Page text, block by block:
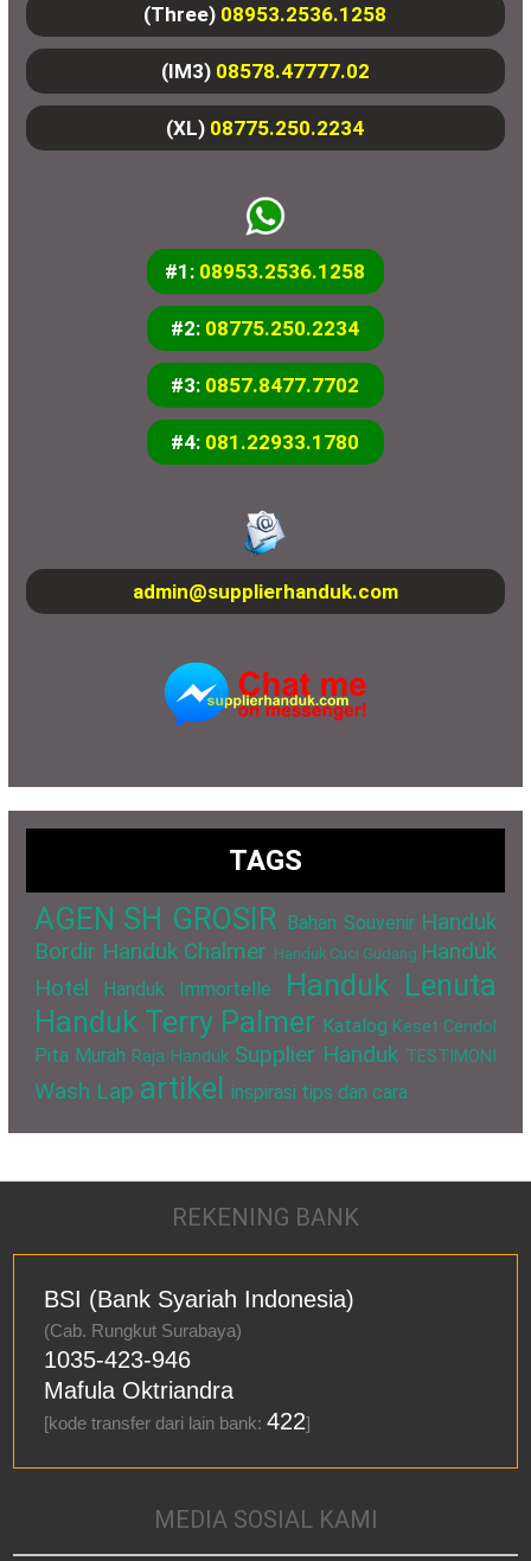
(Three) 08953.2536.1258
(IM3) 08578.47777.02
(XL) 08775.250.2234
#1: 08953.2536.1258
#2: 08775.250.2234
#3: 0857.8477.7702
#4: 081.22933.1780
admin@supplierhanduk.com
TAGS
AGEN SH GROSIR Bahan Souvenir Handuk
Bordir Handuk Chalmer Handuk Cuci Gudang Handuk
Hotel
Handuk Immortelle
Handuk Lenuta
Handuk Terry Palmer Katalog Keset Cendol
Pita Murah Raja Handuk Supplier Handuk TESTIMONI
Wash Lap artikel inspirasi tips dan cara
REKENING BANK
BSI (Bank Syariah Indonesia)
(Cab. Rungkut Surabaya)
1035-423-946
Mafula Oktriandra
[kode transfer dari lain bank:422]
MEDIA SOSIAL KAMI